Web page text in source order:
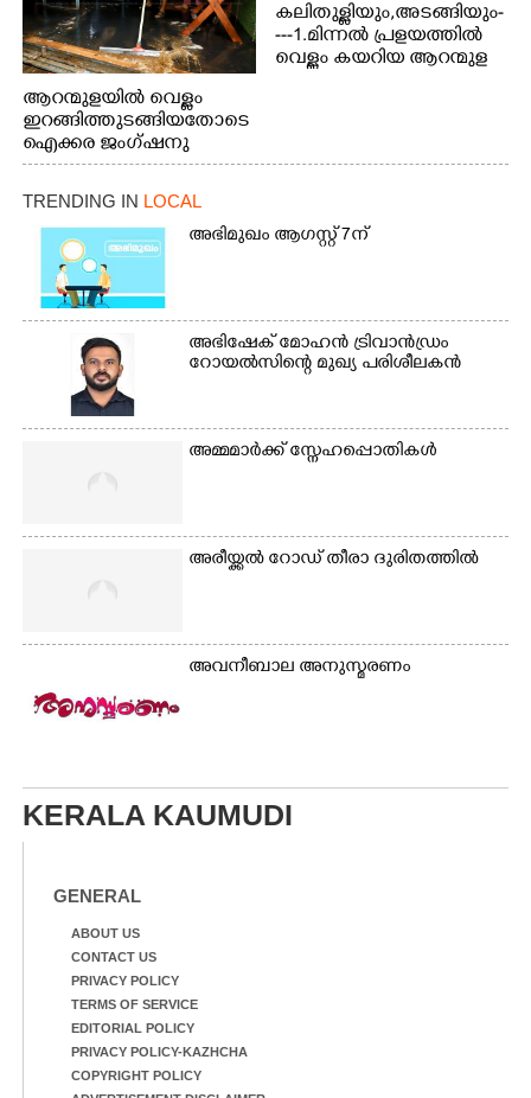
ആറന്മുളയിൽ വെള്ളം
ഇറങ്ങിത്തുടങ്ങിയതോടെ
ഐക്കര ജംഗ്ഷനു
സമീപം ആറന്മുള
കിടങ്ങന്നൂർ റോഡിന്
സമീപം പ്രവർത്തിക്കു
ആറന്മുള തട്ടുകട കഴുകി
വൃത്തിയാക്കുന്നു.
കലിതുള്ളിയും,അടങ്ങിയും-
---1.മിന്നൽ പ്രളയത്തിൽ
വെള്ളം കയറിയ ആറന്മുള
ഇറങ്ങിപ്പോൾ
ത്തിന് ഓച്ചിറ അഴിക്കലിൽ
TRENDING IN LOCAL
അഭിമുഖം ആഗസ്റ്റ് 7ന്
അഭിഷേക് മോഹൻ ട്രിവാൻഡ്രം
റോയൽസിന്റെ മുഖ്യ പരിശീലകൻ
അമ്മമാർക്ക് സ്നേഹപ്പൊതികൾ
അരീയ്ക്കൽ റോഡ് തീരാ ദുരിതത്തിൽ
അവനീബാല അനുസ്മരണം
KERALA KAUMUDI
GENERAL
ABOUT US
CONTACT US
PRIVACY POLICY
TERMS OF SERVICE
EDITORIAL POLICY
PRIVACY POLICY-KAZHCHA
COPYRIGHT POLICY